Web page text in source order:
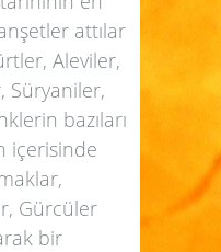
attılar
Aleviler,
Süryaniler,
bazıları
içerisinde
Gürcüler
bir